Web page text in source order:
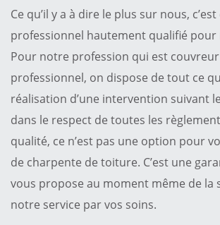
Ce qu’il y a à dire le plus sur nous,
professionnel hautement qualifié
Pour notre profession qui est
professionnel, on dispose de tout ce
réalisation d’une intervention suivant
dans le respect de toutes les
qualité, ce n’est pas une option pour
de charpente de toiture. C’est une
vous propose au moment même de la
notre service par vos soins.